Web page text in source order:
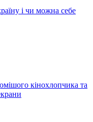
і чи можна себе
кінохлопчика та